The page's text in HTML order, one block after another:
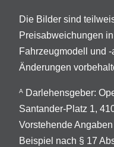
Die Bilder sind
Preisabweichungen
Fahrzeugmodell und
Änderungen
A Darlehensgeber:
Santander-Platz 1,
Vorstehende
Beispiel nach § 17